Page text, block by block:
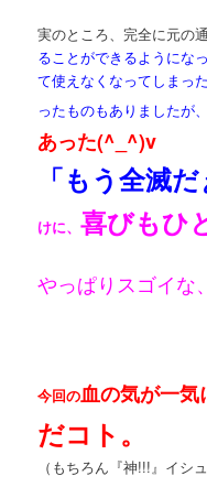
実のところ、完全に元の
ることができるようにな
て使えなくなってしまっ
ったものもありましたが
あった(^_^)v
「もう全滅
けに、喜びもひ
やっぱりスゴイな
今回の血の気が一気
だコト。
（もちろん『神!!!』イシ